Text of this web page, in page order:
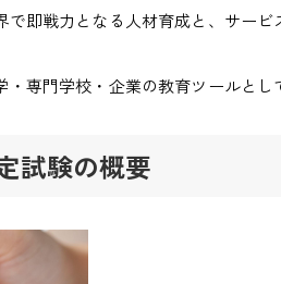
即戦力となる人材育成と、サービ
専門学校・企業の教育ツールとし
試験の概要